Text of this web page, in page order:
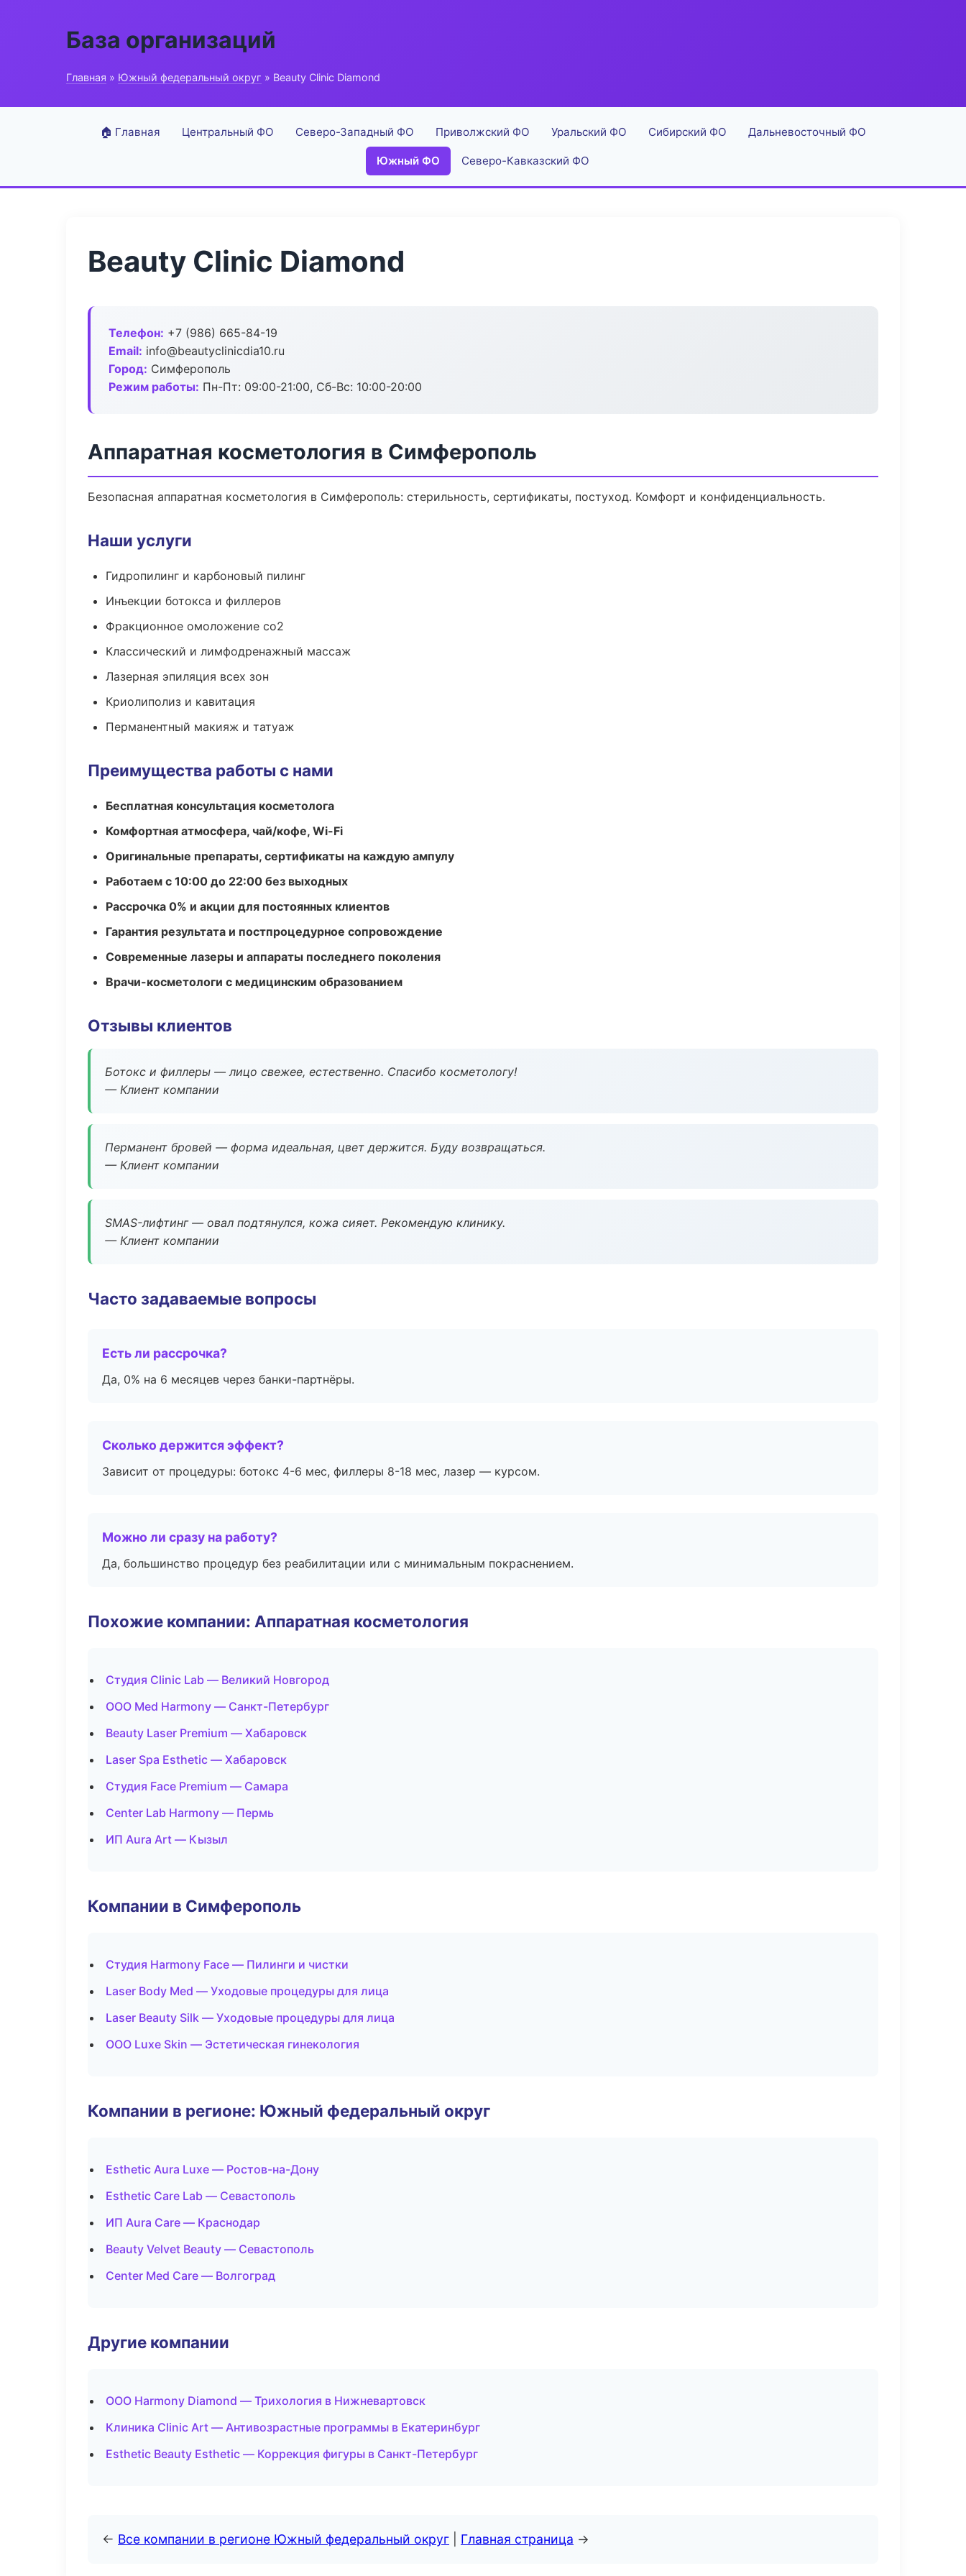
База организаций
Главная » Южный федеральный округ » Beauty Clinic Diamond
🏠 Главная Центральный ФО Северо-Западный ФО Приволжский ФО Уральский ФО Сибирский ФО Дальневосточный ФО
Южный ФО Северо-Кавказский ФО
Beauty Clinic Diamond
Телефон: +7 (986) 665-84-19
Email: info@beautyclinicdia10.ru
Город: Симферополь
Режим работы: Пн-Пт: 09:00-21:00, Сб-Вс: 10:00-20:00
Аппаратная косметология в Симферополь
Безопасная аппаратная косметология в Симферополь: стерильность, сертификаты, постуход. Комфорт и конфиденциальность.
Наши услуги
Гидропилинг и карбоновый пилинг
Инъекции ботокса и филлеров
Фракционное омоложение co2
Классический и лимфодренажный массаж
Лазерная эпиляция всех зон
Криолиполиз и кавитация
Перманентный макияж и татуаж
Преимущества работы с нами
Бесплатная консультация косметолога
Комфортная атмосфера, чай/кофе, Wi-Fi
Оригинальные препараты, сертификаты на каждую ампулу
Работаем с 10:00 до 22:00 без выходных
Рассрочка 0% и акции для постоянных клиентов
Гарантия результата и постпроцедурное сопровождение
Современные лазеры и аппараты последнего поколения
Врачи-косметологи с медицинским образованием
Отзывы клиентов
Ботокс и филлеры — лицо свежее, естественно. Спасибо косметологу!
— Клиент компании
Перманент бровей — форма идеальная, цвет держится. Буду возвращаться.
— Клиент компании
SMAS-лифтинг — овал подтянулся, кожа сияет. Рекомендую клинику.
— Клиент компании
Часто задаваемые вопросы
Есть ли рассрочка?
Да, 0% на 6 месяцев через банки-партнёры.
Сколько держится эффект?
Зависит от процедуры: ботокс 4-6 мес, филлеры 8-18 мес, лазер — курсом.
Можно ли сразу на работу?
Да, большинство процедур без реабилитации или с минимальным покраснением.
Похожие компании: Аппаратная косметология
Студия Clinic Lab — Великий Новгород
ООО Med Harmony — Санкт-Петербург
Beauty Laser Premium — Хабаровск
Laser Spa Esthetic — Хабаровск
Студия Face Premium — Самара
Center Lab Harmony — Пермь
ИП Aura Art — Кызыл
Компании в Симферополь
Студия Harmony Face — Пилинги и чистки
Laser Body Med — Уходовые процедуры для лица
Laser Beauty Silk — Уходовые процедуры для лица
ООО Luxe Skin — Эстетическая гинекология
Компании в регионе: Южный федеральный округ
Esthetic Aura Luxe — Ростов-на-Дону
Esthetic Care Lab — Севастополь
ИП Aura Care — Краснодар
Beauty Velvet Beauty — Севастополь
Center Med Care — Волгоград
Другие компании
ООО Harmony Diamond — Трихология в Нижневартовск
Клиника Clinic Art — Антивозрастные программы в Екатеринбург
Esthetic Beauty Esthetic — Коррекция фигуры в Санкт-Петербург
← Все компании в регионе Южный федеральный округ Главная страница →